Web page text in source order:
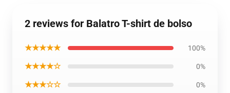
2 reviews for Balatro T-shirt de bolso
★★★★★ 100%
★★★★☆ 0%
★★★☆☆ 0%